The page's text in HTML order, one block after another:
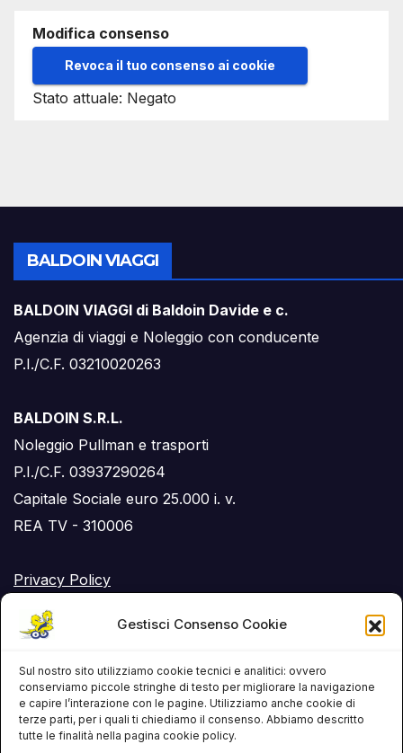
Gestisci Consenso Cookie
Sul nostro sito utilizziamo cookie tecnici e analitici: ovvero
conserviamo piccole stringhe di testo per migliorare la navigazione
e capire l’interazione con le pagine. Utilizziamo anche cookie di
terze parti, per i quali ti chiediamo il consenso. Abbiamo descritto
tutte le finalità nella pagina cookie policy.
Modifica consenso
Revoca il tuo consenso ai cookie
Stato attuale: Negato
BALDOIN VIAGGI
BALDOIN VIAGGI di Baldoin Davide e c.
Agenzia di viaggi e Noleggio con conducente
P.I./C.F. 03210020263
BALDOIN S.R.L.
Noleggio Pullman e trasporti
P.I./C.F. 03937290264
Capitale Sociale euro 25.000 i. v.
REA TV - 310006
Privacy Policy
Cookie Policy (UE)
RSS Feed